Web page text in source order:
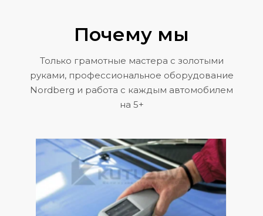
Почему мы
Только грамотные мастера с золотыми
руками, профессиональное оборудование
Nordberg и работа с каждым автомобилем
на 5+